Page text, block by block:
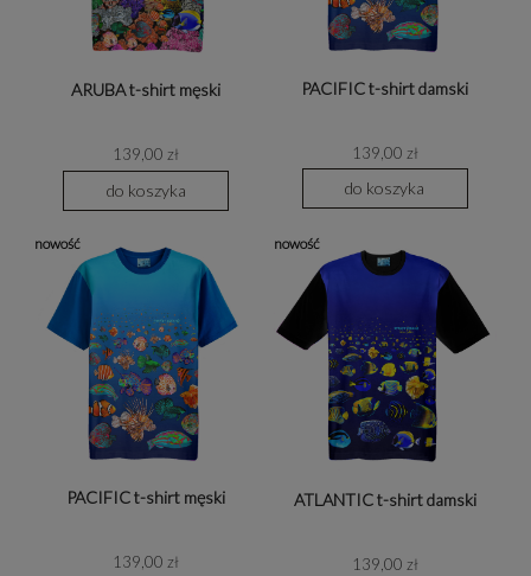
ARUBA t-shirt męski
139,00 zł
do koszyka
PACIFIC t-shirt damski
139,00 zł
do koszyka
PACIFIC t-shirt męski
139,00 zł
nowość
ATLANTIC t-shirt damski
139,00 zł
nowość